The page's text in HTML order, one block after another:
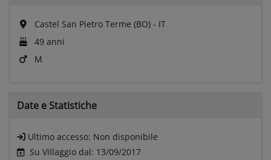
Castel San Pietro Terme (BO) - IT
49 anni
M
Date e Statistiche
Ultimo accesso: Non disponibile
Su Villaggio dal: 13/09/2017